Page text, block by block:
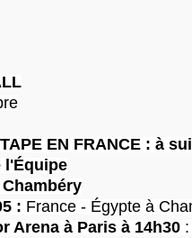
EN FRANCE : à
l'Équipe
: France - Égypte à
Arena à Paris à 14h30